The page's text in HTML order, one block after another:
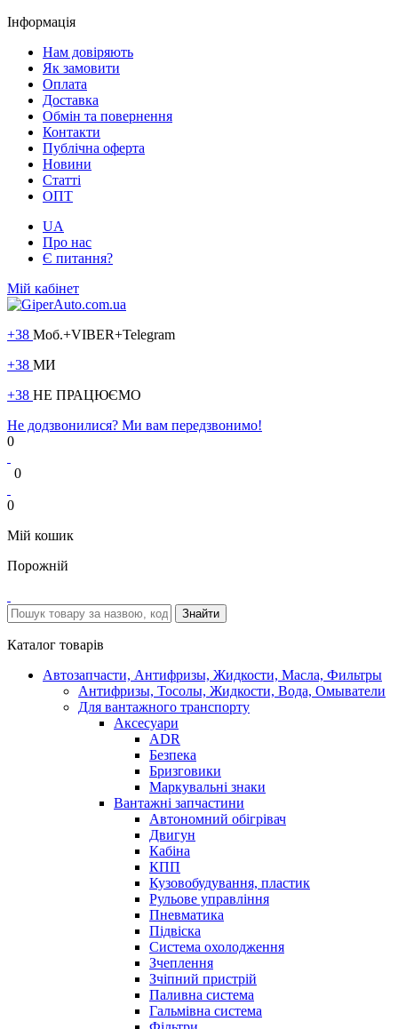
Інформація
Нам довіряють
Як замовити
Оплата
Доставка
Обмін та повернення
Контакти
Публічна оферта
Новини
Статті
ОПТ
UA
Про нас
Є питання?
Мій кабінет
+38 Моб.+VIBER+Telegram
+38 МИ
+38 НЕ ПРАЦЮЄМО
Не додзвонилися? Ми вам передзвонимо!
0
0
0
Мій кошик
Порожній
Каталог товарів
Автозапчасти, Антифризы, Жидкости, Масла, Фильтры
Антифризы, Тосолы, Жидкости, Вода, Омыватели
Для вантажного транспорту
Аксесуари
ADR
Безпека
Бризговики
Маркувальні знаки
Вантажні запчастини
Автономний обігрівач
Двигун
Кабіна
КПП
Кузовобудування, пластик
Рульове управління
Пневматика
Підвіска
Система охолодження
Зчеплення
Зчіпний пристрій
Паливна система
Гальмівна система